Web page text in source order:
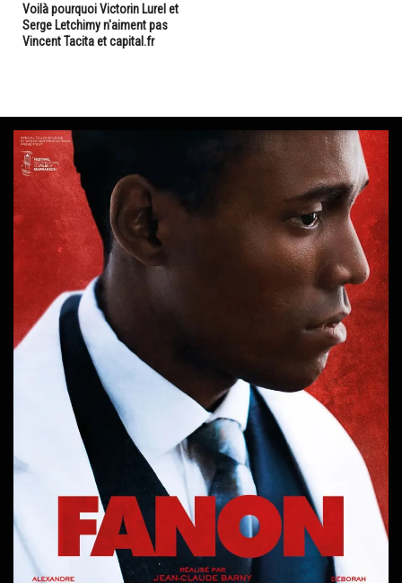
Voilà pourquoi Victorin Lurel et
Serge Letchimy n'aiment pas
Vincent Tacita et capital.fr